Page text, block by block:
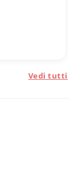
Vedi tutti